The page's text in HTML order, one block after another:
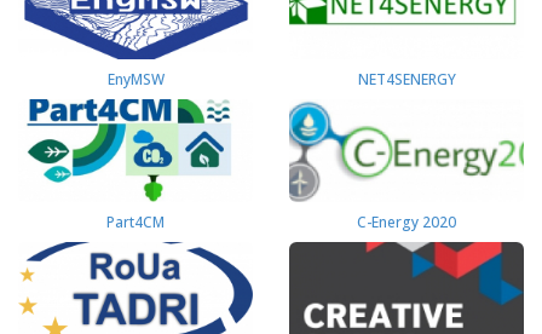
EnyMSW NET4SENERGY
Part4СМ C-Energy 2020